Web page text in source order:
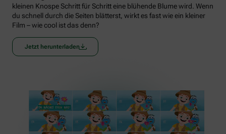
kleinen Knospe Schritt für Schritt eine blühende Blume wird. Wenn
du schnell durch die Seiten blätterst, wirkt es fast wie ein kleiner
Film – wie cool ist das denn?
Jetzt herunterladen